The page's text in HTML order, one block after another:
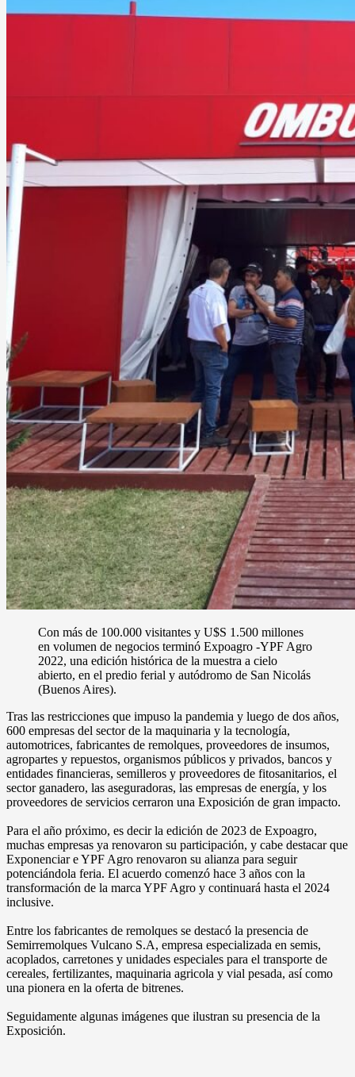
Con más de 100.000 visitantes y U$S 1.500 millones
en volumen de negocios terminó Expoagro -YPF Agro
2022, una edición histórica de la muestra a cielo
abierto, en el predio ferial y autódromo de San Nicolás
(Buenos Aires).
Tras las restricciones que impuso la pandemia y luego de dos años,
600 empresas del sector de la maquinaria y la tecnología,
automotrices, fabricantes de remolques, proveedores de insumos,
agropartes y repuestos, organismos públicos y privados, bancos y
entidades financieras, semilleros y proveedores de fitosanitarios, el
sector ganadero, las aseguradoras, las empresas de energía, y los
proveedores de servicios cerraron una Exposición de gran impacto.
Para el año próximo, es decir la edición de 2023 de Expoagro,
muchas empresas ya renovaron su participación, y cabe destacar que
Exponenciar e YPF Agro renovaron su alianza para seguir
potenciándola feria. El acuerdo comenzó hace 3 años con la
transformación de la marca YPF Agro y continuará hasta el 2024
inclusive.
Entre los fabricantes de remolques se destacó la presencia de
Semirremolques Vulcano S.A, empresa especializada en semis,
acoplados, carretones y unidades especiales para el transporte de
cereales, fertilizantes, maquinaria agricola y vial pesada, así como
una pionera en la oferta de bitrenes.
Seguidamente algunas imágenes que ilustran su presencia de la
Exposición.